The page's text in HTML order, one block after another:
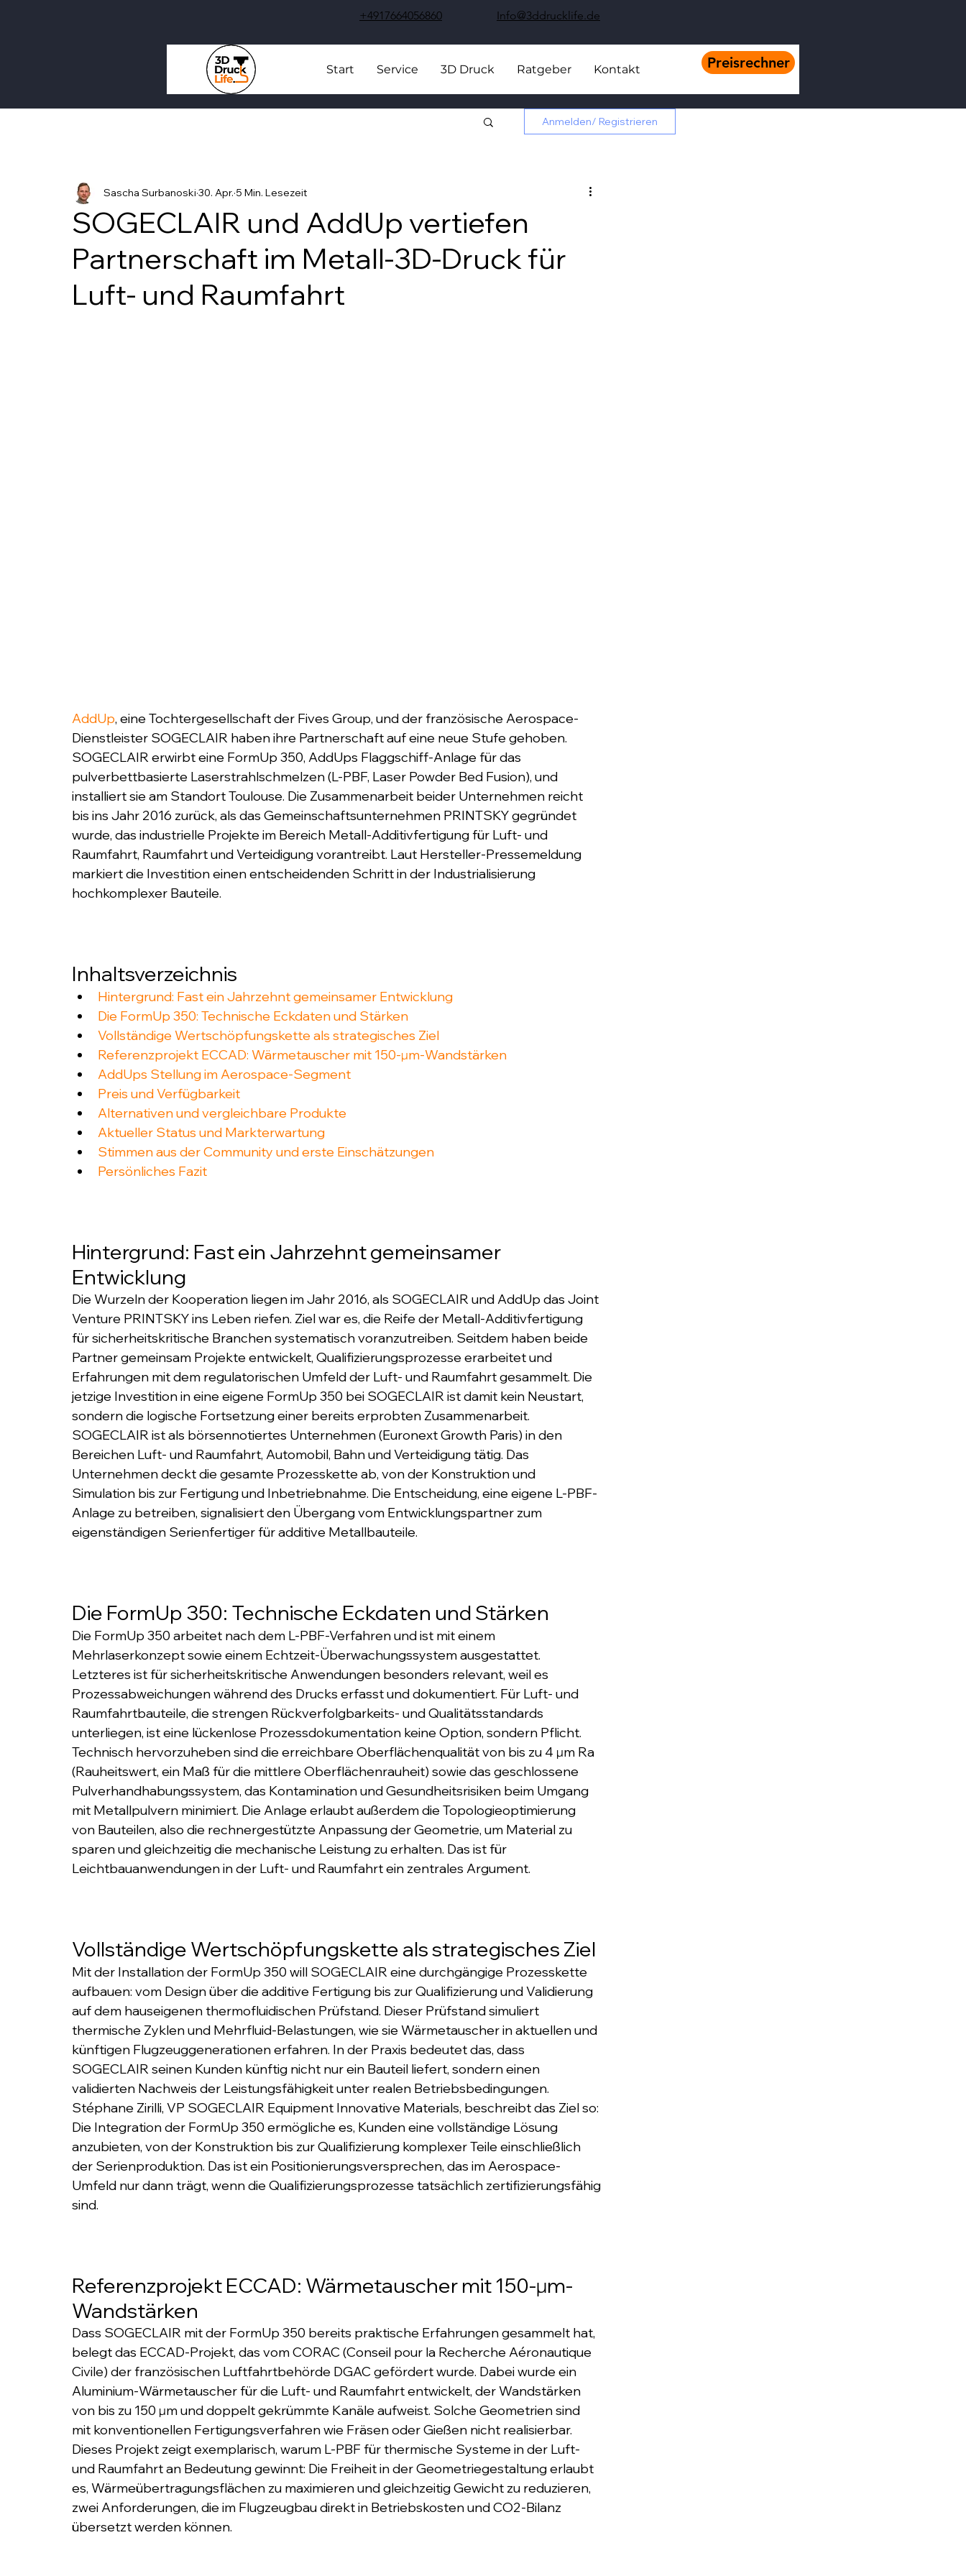
+4917664056860 Info@3ddrucklife.de
Start Service 3D Druck Ratgeber Kontakt Preisrechner
Anmelden/ Registrieren
SOGECLAIR und AddUp vertiefen
Partnerschaft im Metall-3D-Druck für
Luft- und Raumfahrt
Sascha Surbanoski 30. Apr. 5 Min. Lesezeit
AddUp, eine Tochtergesellschaft der Fives Group, und der französische Aerospace-
Dienstleister SOGECLAIR haben ihre Partnerschaft auf eine neue Stufe gehoben.
SOGECLAIR erwirbt eine FormUp 350, AddUps Flaggschiff-Anlage für das
pulverbettbasierte Laserstrahlschmelzen (L-PBF, Laser Powder Bed Fusion), und
installiert sie am Standort Toulouse. Die Zusammenarbeit beider Unternehmen reicht
bis ins Jahr 2016 zurück, als das Gemeinschaftsunternehmen PRINTSKY gegründet
wurde, das industrielle Projekte im Bereich Metall-Additivfertigung für Luft- und
Raumfahrt, Raumfahrt und Verteidigung vorantreibt. Laut Hersteller-Pressemeldung
markiert die Investition einen entscheidenden Schritt in der Industrialisierung
hochkomplexer Bauteile.
Inhaltsverzeichnis
Hintergrund: Fast ein Jahrzehnt gemeinsamer Entwicklung
Die FormUp 350: Technische Eckdaten und Stärken
Vollständige Wertschöpfungskette als strategisches Ziel
Referenzprojekt ECCAD: Wärmetauscher mit 150-µm-Wandstärken
AddUps Stellung im Aerospace-Segment
Preis und Verfügbarkeit
Alternativen und vergleichbare Produkte
Aktueller Status und Markterwartung
Stimmen aus der Community und erste Einschätzungen
Persönliches Fazit
Hintergrund: Fast ein Jahrzehnt gemeinsamer
Entwicklung
Die Wurzeln der Kooperation liegen im Jahr 2016, als SOGECLAIR und AddUp das Joint
Venture PRINTSKY ins Leben riefen. Ziel war es, die Reife der Metall-Additivfertigung
für sicherheitskritische Branchen systematisch voranzutreiben. Seitdem haben beide
Partner gemeinsam Projekte entwickelt, Qualifizierungsprozesse erarbeitet und
Erfahrungen mit dem regulatorischen Umfeld der Luft- und Raumfahrt gesammelt. Die
jetzige Investition in eine eigene FormUp 350 bei SOGECLAIR ist damit kein Neustart,
sondern die logische Fortsetzung einer bereits erprobten Zusammenarbeit.
SOGECLAIR ist als börsennotiertes Unternehmen (Euronext Growth Paris) in den
Bereichen Luft- und Raumfahrt, Automobil, Bahn und Verteidigung tätig. Das
Unternehmen deckt die gesamte Prozesskette ab, von der Konstruktion und
Simulation bis zur Fertigung und Inbetriebnahme. Die Entscheidung, eine eigene L-PBF-
Anlage zu betreiben, signalisiert den Übergang vom Entwicklungspartner zum
eigenständigen Serienfertiger für additive Metallbauteile.
Die FormUp 350: Technische Eckdaten und Stärken
Die FormUp 350 arbeitet nach dem L-PBF-Verfahren und ist mit einem
Mehrlaserkonzept sowie einem Echtzeit-Überwachungssystem ausgestattet.
Letzteres ist für sicherheitskritische Anwendungen besonders relevant, weil es
Prozessabweichungen während des Drucks erfasst und dokumentiert. Für Luft- und
Raumfahrtbauteile, die strengen Rückverfolgbarkeits- und Qualitätsstandards
unterliegen, ist eine lückenlose Prozessdokumentation keine Option, sondern Pflicht.
Technisch hervorzuheben sind die erreichbare Oberflächenqualität von bis zu 4 µm Ra
(Rauheitswert, ein Maß für die mittlere Oberflächenrauheit) sowie das geschlossene
Pulverhandhabungssystem, das Kontamination und Gesundheitsrisiken beim Umgang
mit Metallpulvern minimiert. Die Anlage erlaubt außerdem die Topologieoptimierung
von Bauteilen, also die rechnergestützte Anpassung der Geometrie, um Material zu
sparen und gleichzeitig die mechanische Leistung zu erhalten. Das ist für
Leichtbauanwendungen in der Luft- und Raumfahrt ein zentrales Argument.
Vollständige Wertschöpfungskette als strategisches Ziel
Mit der Installation der FormUp 350 will SOGECLAIR eine durchgängige Prozesskette
aufbauen: vom Design über die additive Fertigung bis zur Qualifizierung und Validierung
auf dem hauseigenen thermofluidischen Prüfstand. Dieser Prüfstand simuliert
thermische Zyklen und Mehrfluid-Belastungen, wie sie Wärmetauscher in aktuellen und
künftigen Flugzeuggenerationen erfahren. In der Praxis bedeutet das, dass
SOGECLAIR seinen Kunden künftig nicht nur ein Bauteil liefert, sondern einen
validierten Nachweis der Leistungsfähigkeit unter realen Betriebsbedingungen.
Stéphane Zirilli, VP SOGECLAIR Equipment Innovative Materials, beschreibt das Ziel so:
Die Integration der FormUp 350 ermögliche es, Kunden eine vollständige Lösung
anzubieten, von der Konstruktion bis zur Qualifizierung komplexer Teile einschließlich
der Serienproduktion. Das ist ein Positionierungsversprechen, das im Aerospace-
Umfeld nur dann trägt, wenn die Qualifizierungsprozesse tatsächlich zertifizierungsfähig
sind.
Referenzprojekt ECCAD: Wärmetauscher mit 150-µm-
Wandstärken
Dass SOGECLAIR mit der FormUp 350 bereits praktische Erfahrungen gesammelt hat,
belegt das ECCAD-Projekt, das vom CORAC (Conseil pour la Recherche Aéronautique
Civile) der französischen Luftfahrtbehörde DGAC gefördert wurde. Dabei wurde ein
Aluminium-Wärmetauscher für die Luft- und Raumfahrt entwickelt, der Wandstärken
von bis zu 150 µm und doppelt gekrümmte Kanäle aufweist. Solche Geometrien sind
mit konventionellen Fertigungsverfahren wie Fräsen oder Gießen nicht realisierbar.
Dieses Projekt zeigt exemplarisch, warum L-PBF für thermische Systeme in der Luft-
und Raumfahrt an Bedeutung gewinnt: Die Freiheit in der Geometriegestaltung erlaubt
es, Wärmeübertragungsflächen zu maximieren und gleichzeitig Gewicht zu reduzieren,
zwei Anforderungen, die im Flugzeugbau direkt in Betriebskosten und CO2-Bilanz
übersetzt werden können.